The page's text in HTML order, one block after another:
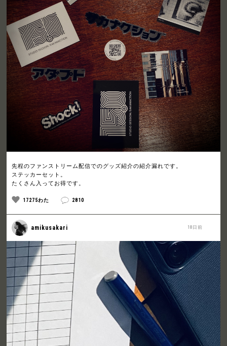
先程のファンストリーム配信でのグッズ紹介の紹介漏れです。
ステッカーセット。
たくさん入ってお得です。
17275わた 2810
18日前
amikusakari